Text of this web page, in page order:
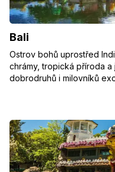
Bali
Ostrov bohů uprostřed
chrámy, tropická příroda a
dobrodruhů i milovníků